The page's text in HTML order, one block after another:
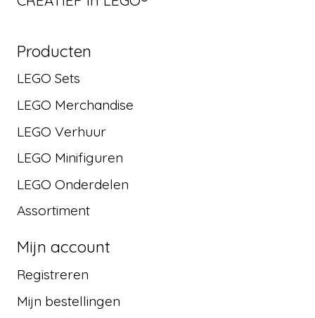
Producten
LEGO Sets
LEGO Merchandise
LEGO Verhuur
LEGO Minifiguren
LEGO Onderdelen
Assortiment
Mijn account
Registreren
Mijn bestellingen